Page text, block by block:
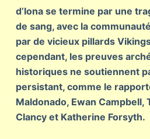
d’Iona se termine par une
de sang, avec la
par de vicieux pillards
cependant, les preuves
historiques ne soutiennent
persistant, comme le
Maldonado, Ewan Campbell,
Clancy et Katherine Forsyth.